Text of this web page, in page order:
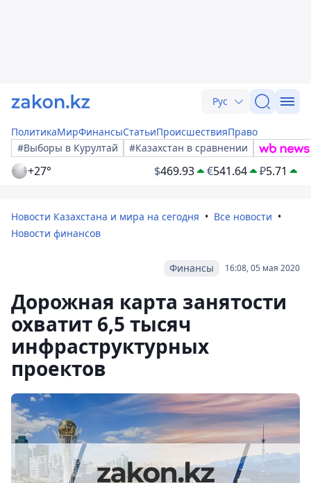
Рус
ПолитикаМирФинансыСтатьиПроисшествияПраво
#Выборы в Курултай
#Казахстан в сравнении
+27° $469.93 €541.64 ₽5.71
Новости Казахстана и мира на сегодня
Все новости
Новости финансов
16:08, 05 мая 2020
Финансы
Дорожная карта занятости
охватит 6,5 тысяч
инфраструктурных
проектов